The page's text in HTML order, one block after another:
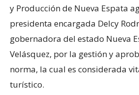
y Producción de Nueva Espata
presidenta encargada Delcy
gobernadora del estado Nueva
Velásquez, por la gestión y
norma, la cual es considerada
turístico.